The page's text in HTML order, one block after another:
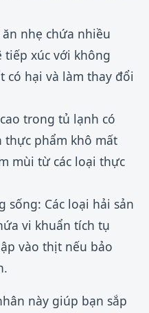
nhẹ chứa nhiều
tiếp xúc với không
có hại và làm thay đổi
trong tủ lạnh có
phẩm khô mất
mùi từ các loại thực
Các loại hải sản
vi khuẩn tích tụ
vào thịt nếu bảo
này giúp bạn sắp